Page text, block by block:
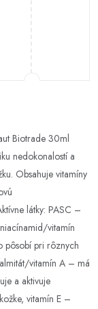
Biotrade 30ml
nedokonalostí a
Obsahuje vitamíny
látky: PASC –
vitamín
pôsobí pri rôznych
vitamín A – má
a aktivuje
vitamín E –